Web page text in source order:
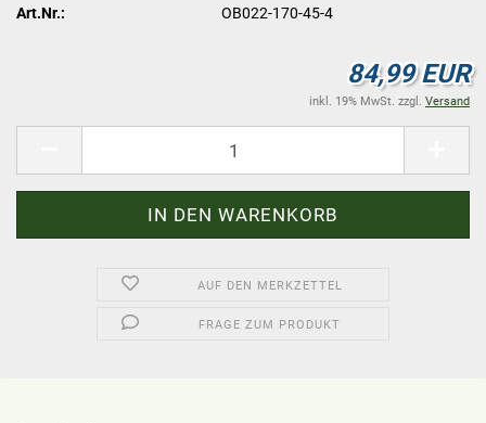
Art.Nr.: OB022-170-45-4
84,99 EUR
inkl. 19% MwSt. zzgl. Versand
AUF DEN MERKZETTEL
FRAGE ZUM PRODUKT